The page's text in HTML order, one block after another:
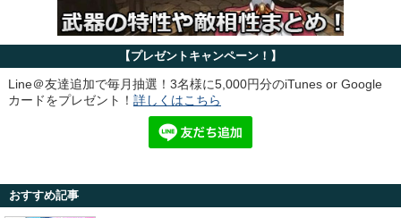
【プレゼントキャンペーン！】
Line＠友達追加で毎月抽選！3名様に5,000円分のiTunes or Google
カードをプレゼント！ 詳しくはこちら
おすすめ記事